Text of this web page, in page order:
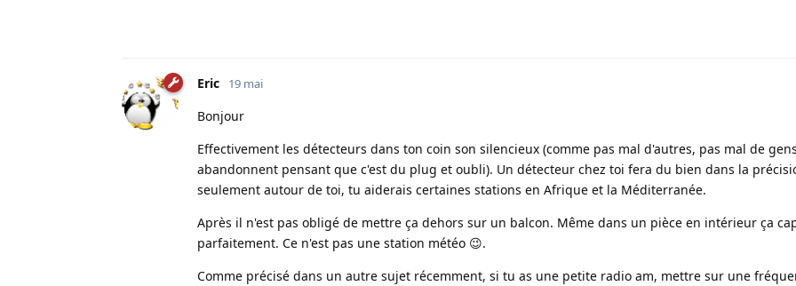
Eric 19 mai
Bonjour
Effectivement les détecteurs dans ton coin son silencieux (comme pas mal d'autres, pas mal de gens
abandonnent pensant que c'est du plug et oubli). Un détecteur chez toi fera du bien dans la
seulement autour de toi, tu aiderais certaines stations en Afrique et la Méditerranée.
Après il n'est pas obligé de mettre ça dehors sur un balcon. Même dans un pièce en intérieur ça
parfaitement. Ce n'est pas une station météo 😉.
Comme précisé dans un autre sujet récemment, si tu as une petite radio am, mettre sur une